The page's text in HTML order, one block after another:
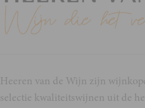
Heeren van de Wijn zijn
selectie kwaliteitswijnen uit de